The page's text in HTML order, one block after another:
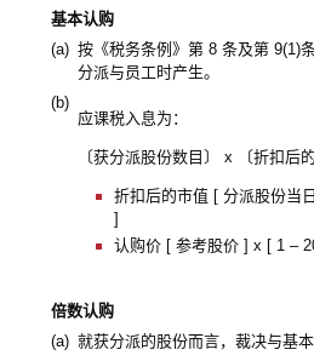
基本认购
(a) 按《税务条例》第 8 条及第 9(1)
分派与员工时产生。
(b)
应课税入息为：
〔获分派股份数目〕 x 〔折扣后
折扣后的市值 [ 分派股份当
]
认购价 [ 参考股价 ] x [ 1 –
倍数认购
(a) 就获分派的股份而言，裁决与基本